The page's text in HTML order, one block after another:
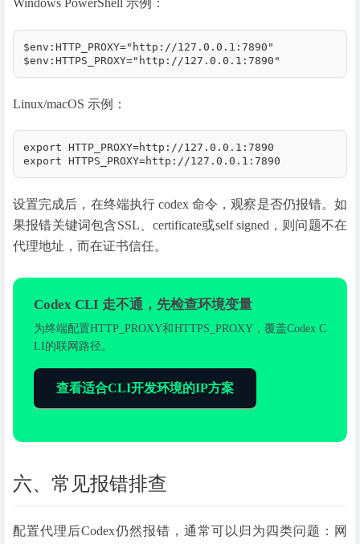
Windows PowerShell 示例：
$env:HTTP_PROXY="http://127.0.0.1:7890"
$env:HTTPS_PROXY="http://127.0.0.1:7890"
Linux/macOS 示例：
export HTTP_PROXY=http://127.0.0.1:7890
export HTTPS_PROXY=http://127.0.0.1:7890
设置完成后，在终端执行 codex 命令，观察是否仍报错。如
果报错关键词包含SSL、certificate或self signed，则问题不在
代理地址，而在证书信任。
Codex CLI 走不通，先检查环境变量
为终端配置HTTP_PROXY和HTTPS_PROXY，覆盖Codex C
LI的联网路径。
查看适合CLI开发环境的IP方案
六、常见报错排查
配置代理后Codex仍然报错，通常可以归为四类问题：网